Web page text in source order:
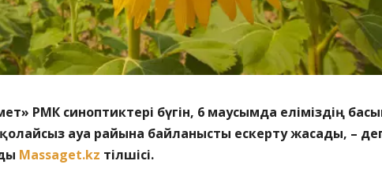
РМК синоптиктері бүгін, 6 маусымда еліміздің
қолайсыз ауа райына байланысты ескерту жасады, –
Massaget.kz тілшісі.